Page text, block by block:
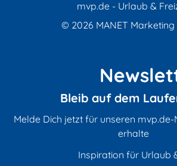
mvp.de - Urlaub &
© 2026 MANET Marketing
Bleib auf dem
Melde Dich jetzt für unseren
erhalte
Inspiration für Urlaub